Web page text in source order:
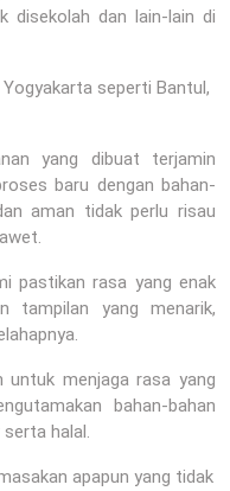
disekolah dan lain-lain di
seperti Bantul,
yang dibuat terjamin
baru dengan bahan-
aman tidak perlu risau
pastikan rasa yang enak
tampilan yang menarik,
menjaga rasa yang
bahan-bahan
halal.
apapun yang tidak